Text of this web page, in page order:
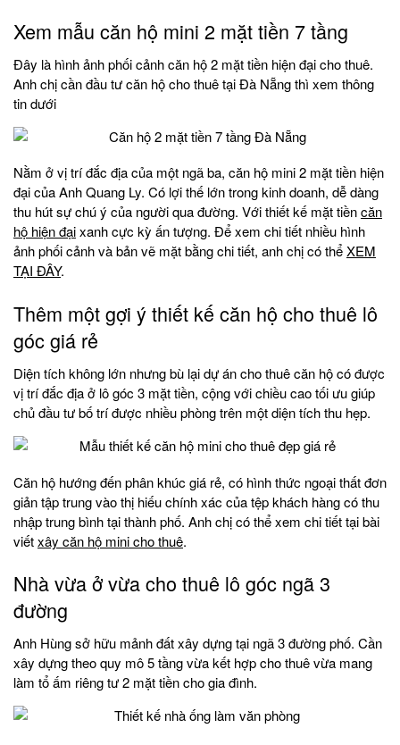
Xem mẫu căn hộ mini 2 mặt tiền 7 tầng
Đây là hình ảnh phối cảnh căn hộ 2 mặt tiền hiện đại cho thuê.
Anh chị cần đầu tư căn hộ cho thuê tại Đà Nẵng thì xem thông
tin dưới
Nằm ở vị trí đắc địa của một ngã ba, căn hộ mini 2 mặt tiền hiện
đại của Anh Quang Ly. Có lợi thế lớn trong kinh doanh, dễ dàng
thu hút sự chú ý của người qua đường. Với thiết kế mặt tiềncăn
hộ hiện đạixanh cực kỳ ấn tượng. Để xem chi tiết nhiều hình
ảnh phối cảnh và bản vẽ mặt bằng chi tiết, anh chị có thểXEM
TẠI ĐÂY.
Thêm một gợi ý thiết kế căn hộ cho thuê lô
góc giá rẻ
Diện tích không lớn nhưng bù lại dự án cho thuê căn hộ có được
vị trí đắc địa ở lô góc 3 mặt tiền, cộng với chiều cao tối ưu giúp
chủ đầu tư bố trí được nhiều phòng trên một diện tích thu hẹp.
Căn hộ hướng đến phân khúc giá rẻ, có hình thức ngoại thất đơn
giản tập trung vào thị hiếu chính xác của tệp khách hàng có thu
nhập trung bình tại thành phố. Anh chị có thể xem chi tiết tại bài
viếtxây căn hộ mini cho thuê.
Nhà vừa ở vừa cho thuê lô góc ngã 3
đường
Anh Hùng sở hữu mảnh đất xây dựng tại ngã 3 đường phố. Cần
xây dựng theo quy mô 5 tầng vừa kết hợp cho thuê vừa mang
làm tổ ấm riêng tư 2 mặt tiền cho gia đình.